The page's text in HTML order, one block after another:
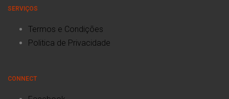
SERVIÇOS
Termos e Condições
Politica de Privacidade
CONNECT